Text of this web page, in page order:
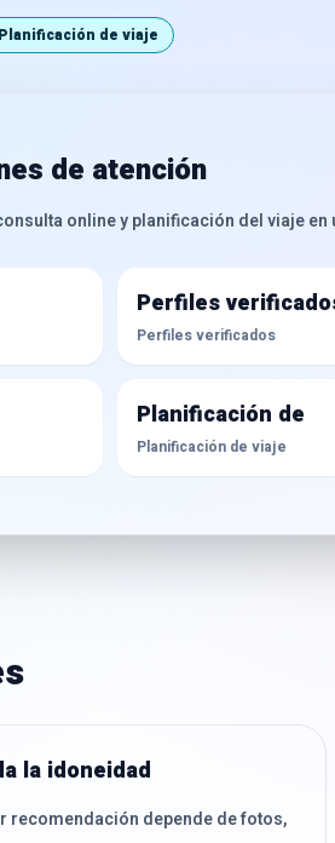
Planificación de viaje
de atención
online y planificación del viaje
Perfiles
Perfiles verificados
Planificación de
Planificación de viaje
la idoneidad
recomendación depende de fotos,